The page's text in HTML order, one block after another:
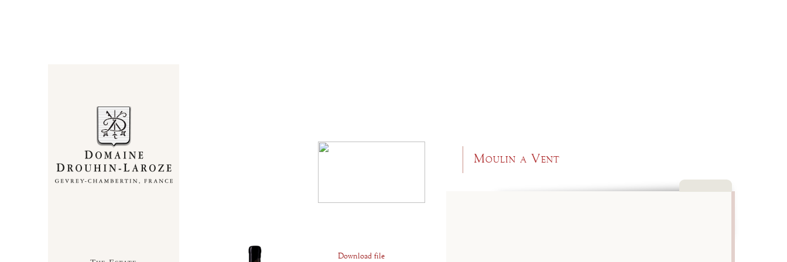
Moulin a Vent
Download file